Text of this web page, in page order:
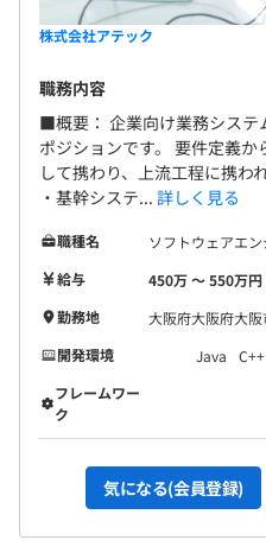
株式会社アテック
職務内容
■概要： 企業向け業務システ
ポジションです。 要件定義
して携わり、上流工程に携わ
・基幹システ... 詳しく見る
職種名
ソフトウェアエン
給与
450万 〜 550万円
勤務地
大阪府大阪府大
開発環境
Java C++
フレームワー
ク
気になる(会員登録)